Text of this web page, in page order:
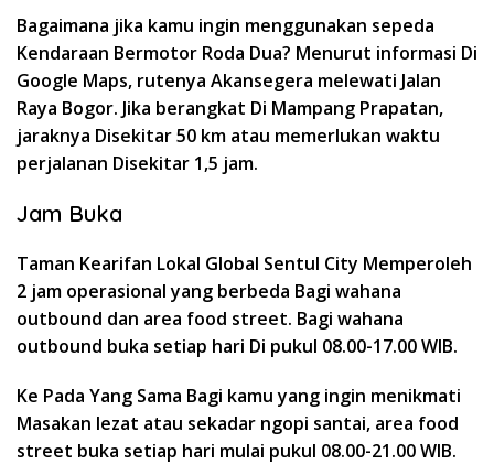
Bagaimana jika kamu ingin menggunakan sepeda
Kendaraan Bermotor Roda Dua? Menurut informasi Di
Google Maps, rutenya Akansegera melewati Jalan
Raya Bogor. Jika berangkat Di Mampang Prapatan,
jaraknya Disekitar 50 km atau memerlukan waktu
perjalanan Disekitar 1,5 jam.
Jam Buka
Taman Kearifan Lokal Global Sentul City Memperoleh
2 jam operasional yang berbeda Bagi wahana
outbound dan area food street. Bagi wahana
outbound buka setiap hari Di pukul 08.00-17.00 WIB.
Ke Pada Yang Sama Bagi kamu yang ingin menikmati
Masakan lezat atau sekadar ngopi santai, area food
street buka setiap hari mulai pukul 08.00-21.00 WIB.